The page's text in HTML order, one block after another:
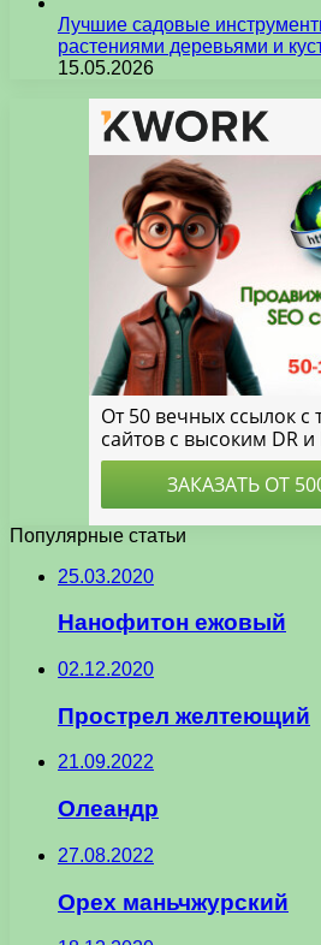
Лучшие садовые
растениями деревьями и
15.05.2026
Популярные статьи
25.03.2020
Нанофитон ежовый
02.12.2020
Прострел желтеющий
21.09.2022
Олеандр
27.08.2022
Орех маньчжурский